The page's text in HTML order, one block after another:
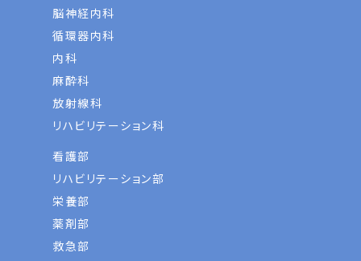
脳神経内科
循環器内科
内科
麻酔科
放射線科
リハビリテーション科
看護部
リハビリテーション部
栄養部
薬剤部
救急部